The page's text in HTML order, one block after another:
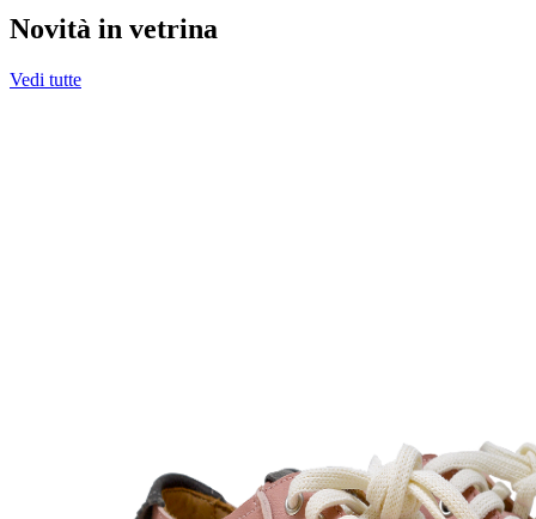
Novità in vetrina
Vedi tutte